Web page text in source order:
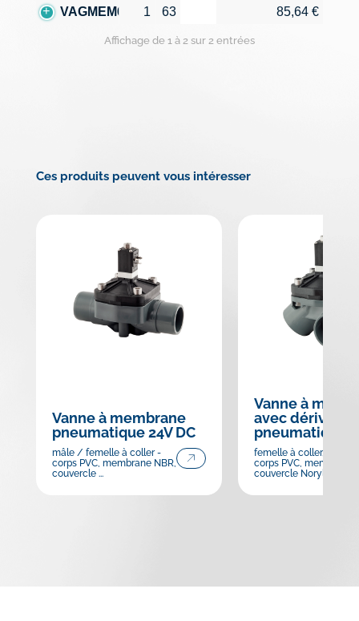
VAGMEM63
63
1 85,64 €
Affichage de 1 à 2 sur 2 entrées
Ces produits peuvent vous intéresser
Vanne à membrane
pneumatique 24V DC
mâle / femelle à coller -
corps PVC, membrane NBR,
couvercle ...
Vanne à
avec
pneumatique
femelle à coller, 3
corps PVC, membrane
couvercle Noryl, ...